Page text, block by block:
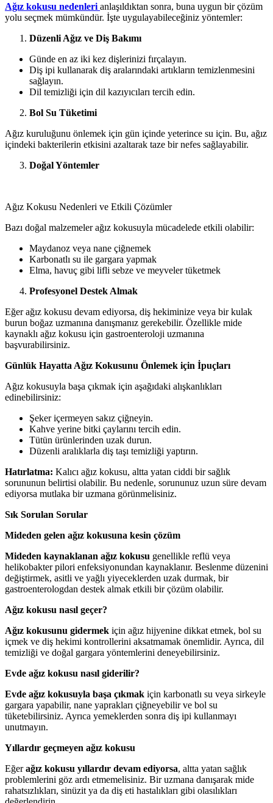
Ağız kokusu nedenleri anlaşıldıktan sonra, buna uygun bir çözüm
yolu seçmek mümkündür. İşte uygulayabileceğiniz yöntemler:
Düzenli Ağız ve Diş Bakımı
Günde en az iki kez dişlerinizi fırçalayın.
Diş ipi kullanarak diş aralarındaki artıkların temizlenmesini
sağlayın.
Dil temizliği için dil kazıyıcıları tercih edin.
Bol Su Tüketimi
Ağız kuruluğunu önlemek için gün içinde yeterince su için. Bu, ağız
içindeki bakterilerin etkisini azaltarak taze bir nefes sağlayabilir.
Doğal Yöntemler
Ağız Kokusu Nedenleri ve Etkili Çözümler
Bazı doğal malzemeler ağız kokusuyla mücadelede etkili olabilir:
Maydanoz veya nane çiğnemek
Karbonatlı su ile gargara yapmak
Elma, havuç gibi lifli sebze ve meyveler tüketmek
Profesyonel Destek Almak
Eğer ağız kokusu devam ediyorsa, diş hekiminize veya bir kulak
burun boğaz uzmanına danışmanız gerekebilir. Özellikle mide
kaynaklı ağız kokusu için gastroenteroloji uzmanına
başvurabilirsiniz.
Günlük Hayatta Ağız Kokusunu Önlemek için İpuçları
Ağız kokusuyla başa çıkmak için aşağıdaki alışkanlıkları
edinebilirsiniz:
Şeker içermeyen sakız çiğneyin.
Kahve yerine bitki çaylarını tercih edin.
Tütün ürünlerinden uzak durun.
Düzenli aralıklarla diş taşı temizliği yaptırın.
Hatırlatma: Kalıcı ağız kokusu, altta yatan ciddi bir sağlık
sorununun belirtisi olabilir. Bu nedenle, sorununuz uzun süre devam
ediyorsa mutlaka bir uzmana görünmelisiniz.
Sık Sorulan Sorular
Mideden gelen ağız kokusuna kesin çözüm
Mideden kaynaklanan ağız kokusu genellikle reflü veya
helikobakter pilori enfeksiyonundan kaynaklanır. Beslenme düzenini
değiştirmek, asitli ve yağlı yiyeceklerden uzak durmak, bir
gastroenterologdan destek almak etkili bir çözüm olabilir.
Ağız kokusu nasıl geçer?
Ağız kokusunu gidermek için ağız hijyenine dikkat etmek, bol su
içmek ve diş hekimi kontrollerini aksatmamak önemlidir. Ayrıca, dil
temizliği ve doğal gargara yöntemlerini deneyebilirsiniz.
Evde ağız kokusu nasıl giderilir?
Evde ağız kokusuyla başa çıkmak için karbonatlı su veya sirkeyle
gargara yapabilir, nane yaprakları çiğneyebilir ve bol su
tüketebilirsiniz. Ayrıca yemeklerden sonra diş ipi kullanmayı
unutmayın.
Yıllardır geçmeyen ağız kokusu
Eğerağız kokusu yıllardır devam ediyorsa, altta yatan sağlık
problemlerini göz ardı etmemelisiniz. Bir uzmana danışarak mide
rahatsızlıkları, sinüzit ya da diş eti hastalıkları gibi olasılıkları